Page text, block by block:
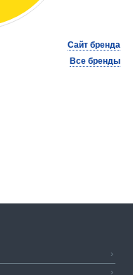
Сайт бренда
Все бренды
›
›